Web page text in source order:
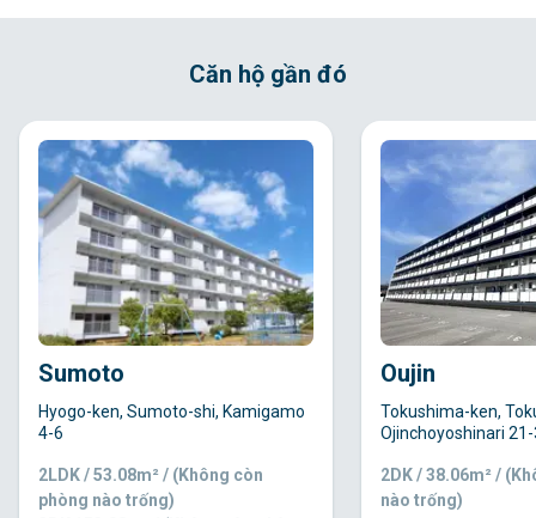
Căn hộ gần đó
Sumoto
Hyogo-ken, Sumoto-shi, Kamigamo
4-6
2LDK / 53.08m² / (Không còn
phòng nào trống)
Oujin
Tokushima-ken,
Ojinchoyoshinari
2DK / 38.06m² /
nào trống)